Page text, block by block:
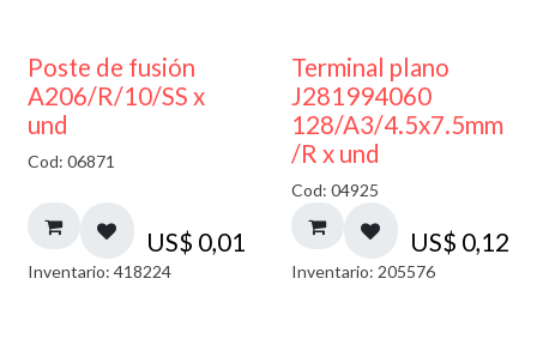
Poste de fusión
A206/R/10/SS x
und
Cod: 06871
US$ 0,01
Inventario: 418224
Terminal plano
J281994060
128/A3/4.5x7.5mm
/R x und
Cod: 04925
US$ 0,12
Inventario: 205576